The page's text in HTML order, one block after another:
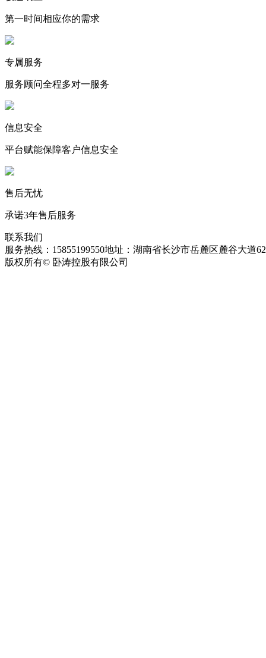
第一时间相应你的需求
专属服务
服务顾问全程多对一服务
信息安全
平台赋能保障客户信息安全
售后无忧
承诺3年售后服务
联系我们
服务热线：15855199550地址：湖南省长沙市岳麓区麓谷大道
版权所有© 卧涛控股有限公司